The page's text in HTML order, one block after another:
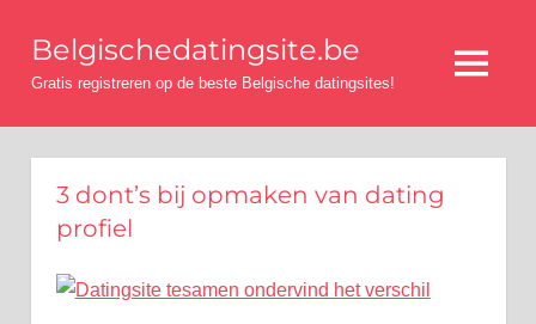
naarBelgischedatingsite.be
Gratis registreren op de beste Belgische datingsites! Menu
3 dont’s bij opmaken van dating
profiel